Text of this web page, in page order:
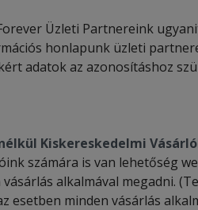
Üzleti Partnereink
honlapunk üzleti
adatok az azonosításhoz
Kiskereskedelmi
számára is van lehetőség
alkalmával megadni.
esetben minden vásárlás